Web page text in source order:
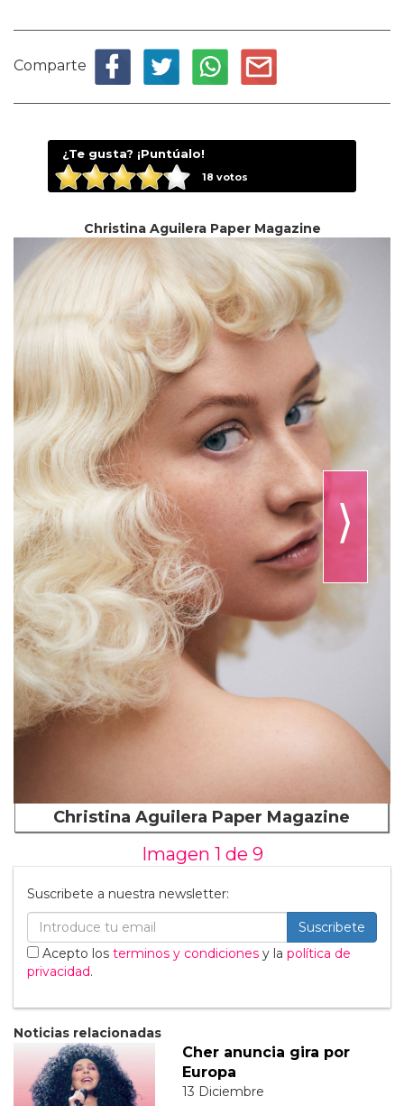
Comparte
¿Te gusta? ¡Puntúalo!
18 votos
Christina Aguilera Paper Magazine
⟩
Christina Aguilera Paper Magazine
Imagen 1 de 9
Suscribete a nuestra newsletter:
Suscribete
Acepto los terminos y condiciones y la política de
privacidad.
Noticias relacionadas
Cher anuncia gira por
Europa
13 Diciembre